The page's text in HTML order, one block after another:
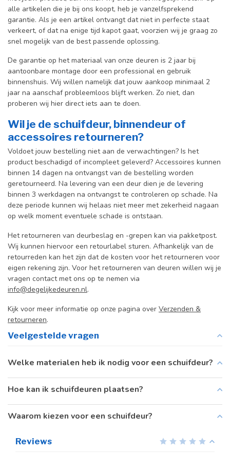
alle artikelen die je bij ons koopt, heb je vanzelfsprekend
garantie. Als je een artikel ontvangt dat niet in perfecte staat
verkeert, of dat na enige tijd kapot gaat, voorzien wij je graag zo
snel mogelijk van de best passende oplossing.
De garantie op het materiaal van onze deuren is 2 jaar bij
aantoonbare montage door een professional en gebruik
binnenshuis. Wij willen namelijk dat jouw aankoop minimaal 2
jaar na aanschaf probleemloos blijft werken. Zo niet, dan
proberen wij hier direct iets aan te doen.
Wil je de schuifdeur, binnendeur of
accessoires retourneren?
Voldoet jouw bestelling niet aan de verwachtingen? Is het
product beschadigd of incompleet geleverd? Accessoires kunnen
binnen 14 dagen na ontvangst van de bestelling worden
geretourneerd. Na levering van een deur dien je de levering
binnen 3 werkdagen na ontvangst te controleren op schade. Na
deze periode kunnen wij helaas niet meer met zekerheid nagaan
op welk moment eventuele schade is ontstaan.
Het retourneren van deurbeslag en -grepen kan via pakketpost.
Wij kunnen hiervoor een retourlabel sturen. Afhankelijk van de
retourreden kan het zijn dat de kosten voor het retourneren voor
eigen rekening zijn. Voor het retourneren van deuren willen wij je
vragen contact met ons op te nemen via
info@degelijkedeuren.nl.
Kijk voor meer informatie op onze pagina over Verzenden &
retourneren.
Veelgestelde vragen
Welke materialen heb ik nodig voor een schuifdeur?
Hoe kan ik schuifdeuren plaatsen?
Waarom kiezen voor een schuifdeur?
Reviews